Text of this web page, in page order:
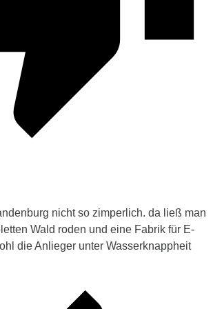
nicht so zimperlich. da ließ man
Wald roden und eine Fabrik für E-
die Anlieger unter Wasserknappheit